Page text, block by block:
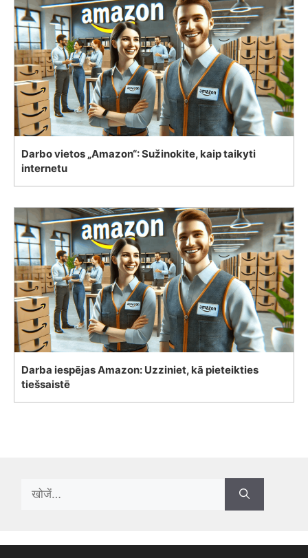
Darbo vietos „Amazon“: Sužinokite, kaip taikyti
internetu
Darba iespējas Amazon: Uzziniet, kā pieteikties
tiešsaistē
Search